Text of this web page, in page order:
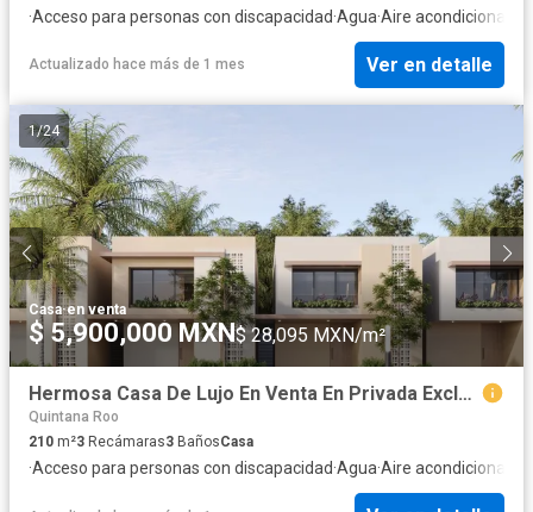
·Acceso para personas con discapacidad·Agua·Aire acondicionado
Actualizado hace más de 1 mes Ver en detalle
1/24
Casa·en venta
$ 5,900,000 MXN$ 28,095 MXN/m²
Hermosa Casa De Lujo En Venta En Privada Exclusiva – Nubba Residencia
Quintana Roo
210 m²3 Recámaras3 BañosCasa
·Acceso para personas con discapacidad·Agua·Aire acondicionado